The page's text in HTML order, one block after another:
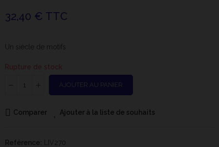
32,40 € TTC
Un siècle de motifs
Rupture de stock
AJOUTER AU PANIER
Comparer Ajouter à la liste de souhaits
Reférence: LIV270